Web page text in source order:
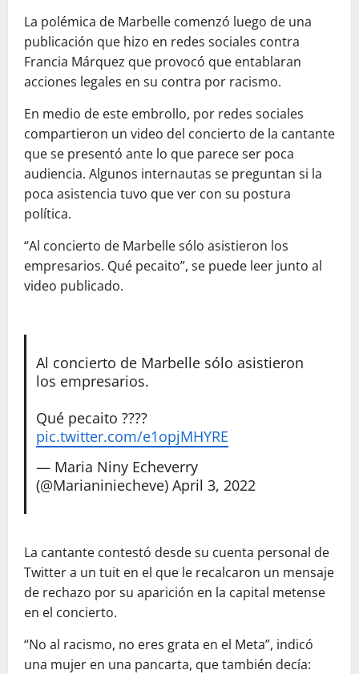
La polémica de Marbelle comenzó luego de una
publicación que hizo en redes sociales contra
Francia Márquez que provocó que entablaran
acciones legales en su contra por racismo.
En medio de este embrollo, por redes sociales
compartieron un video del concierto de la cantante
que se presentó ante lo que parece ser poca
audiencia. Algunos internautas se preguntan si la
poca asistencia tuvo que ver con su postura
política.
“Al concierto de Marbelle sólo asistieron los
empresarios. Qué pecaito”, se puede leer junto al
video publicado.
Al concierto de Marbelle sólo asistieron
los empresarios.
Qué pecaito ????
pic.twitter.com/e1opjMHYRE
— Maria Niny Echeverry
(@Marianiniecheve) April 3, 2022
La cantante contestó desde su cuenta personal de
Twitter a un tuit en el que le recalcaron un mensaje
de rechazo por su aparición en la capital metense
en el concierto.
“No al racismo, no eres grata en el Meta”, indicó
una mujer en una pancarta, que también decía: